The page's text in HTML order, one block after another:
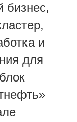
бизнес,
и
для